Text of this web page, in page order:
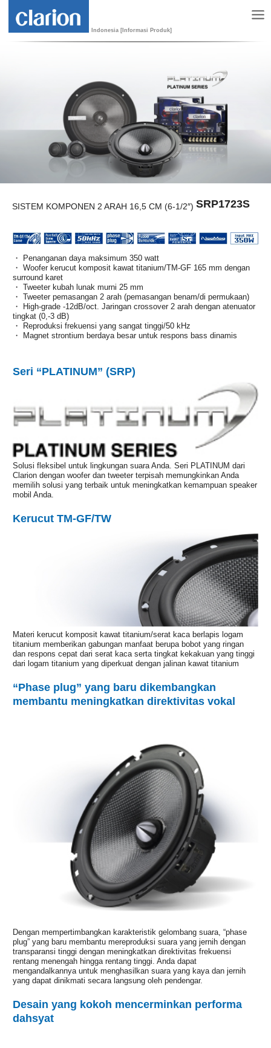
Indonesia [Informasi Produk]
SISTEM KOMPONEN 2 ARAH 16,5 CM (6-1/2″) SRP1723S
・ Penanganan daya maksimum 350 watt
・ Woofer kerucut komposit kawat titanium/TM-GF 165 mm dengan
surround karet
・ Tweeter kubah lunak murni 25 mm
・ Tweeter pemasangan 2 arah (pemasangan benam/di permukaan)
・ High-grade -12dB/oct. Jaringan crossover 2 arah dengan atenuator
tingkat (0,-3 dB)
・ Reproduksi frekuensi yang sangat tinggi/50 kHz
・ Magnet strontium berdaya besar untuk respons bass dinamis
Seri “PLATINUM” (SRP)
Solusi fleksibel untuk lingkungan suara Anda. Seri PLATINUM dari
Clarion dengan woofer dan tweeter terpisah memungkinkan Anda
memilih solusi yang terbaik untuk meningkatkan kemampuan speaker
mobil Anda.
Kerucut TM-GF/TW
Materi kerucut komposit kawat titanium/serat kaca berlapis logam
titanium memberikan gabungan manfaat berupa bobot yang ringan
dan respons cepat dari serat kaca serta tingkat kekakuan yang tinggi
dari logam titanium yang diperkuat dengan jalinan kawat titanium
“Phase plug” yang baru dikembangkan
membantu meningkatkan direktivitas vokal
Dengan mempertimbangkan karakteristik gelombang suara, “phase
plug” yang baru membantu mereproduksi suara yang jernih dengan
transparansi tinggi dengan meningkatkan direktivitas frekuensi
rentang menengah hingga rentang tinggi. Anda dapat
mengandalkannya untuk menghasilkan suara yang kaya dan jernih
yang dapat dinikmati secara langsung oleh pendengar.
Desain yang kokoh mencerminkan performa
dahsyat